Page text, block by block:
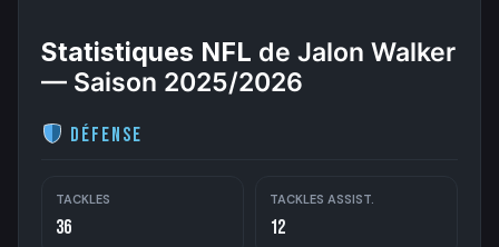
Statistiques NFL de Jalon Walker
— Saison 2025/2026
Défense
TACKLES
36
TACKLES ASSIST.
12